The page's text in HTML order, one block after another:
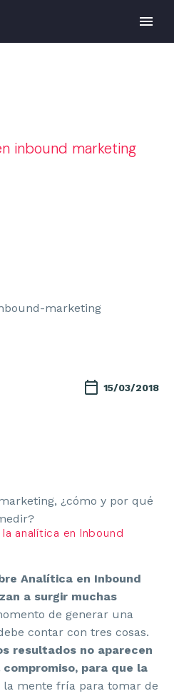
inbound marketing
15/03/2018
analítica en Inbound
Analítica en Inbound
a surgir muchas
de generar una
contar con tres cosas.
resultados no aparecen
para que la
la mente fría para tomar de